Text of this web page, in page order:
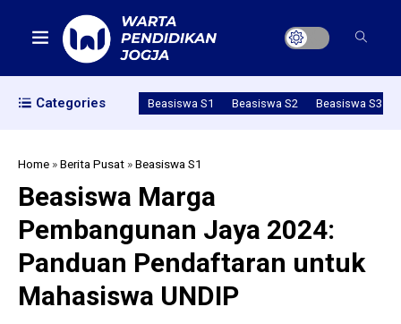
Categories Beasiswa S1 Beasiswa S2 Beasiswa S3
Home »Berita Pusat »Beasiswa S1
Beasiswa Marga
Pembangunan Jaya 2024:
Panduan Pendaftaran untuk
Mahasiswa UNDIP